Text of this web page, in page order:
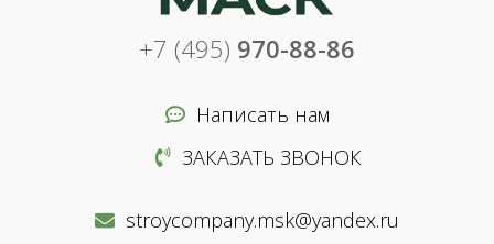
+7 (495) 970-88-86
Написать нам
ЗАКАЗАТЬ ЗВОНОК
stroycompany.msk@yandex.ru